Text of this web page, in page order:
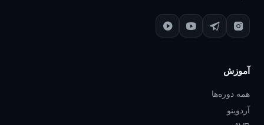
آموزش
همه دوره‌ها
آردوینو